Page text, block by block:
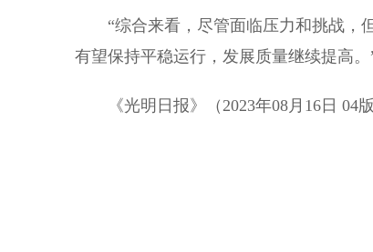
“综合来看，尽管面临压力和挑战，
有望保持平稳运行，发展质量继续提高。
《光明日报》（2023年08月16日 04版